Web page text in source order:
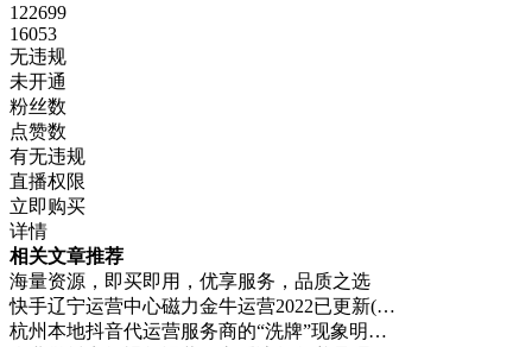
122699
16053
无违规
未开通
粉丝数
点赞数
有无违规
直播权限
立即购买
详情
相关文章推荐
海量资源，即买即用，优享服务，品质之选
快手辽宁运营中心磁力金牛运营2022已更新(…
杭州本地抖音代运营服务商的“洗牌”现象明…